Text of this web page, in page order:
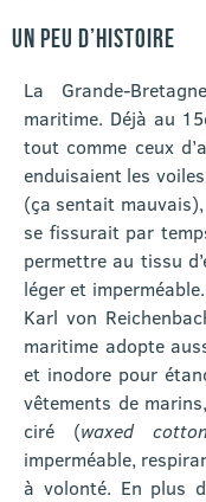
UN PEU D’HISTOIRE
La Grande-
maritime. Déjà au
tout comme ceux
enduisaient les
(ça sentait
se fissurait par
permettre au tissu
léger et
Karl von
maritime adopte
et inodore pour
vêtements de
ciré (waxed cotton
imperméable,
à volonté. En plus